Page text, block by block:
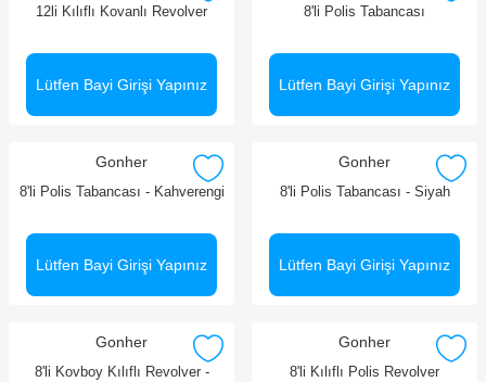
12li Kılıflı Kovanlı Revolver
Lütfen Bayi Girişi Yapınız
8'li Polis Tabancası
Lütfen Bayi Girişi Yapınız
Gonher
8'li Polis Tabancası - Kahverengi
Lütfen Bayi Girişi Yapınız
Gonher
8'li Polis Tabancası - Siyah
Lütfen Bayi Girişi Yapınız
Gonher
8'li Kovboy Kılıflı Revolver -
Gonher
8'li Kılıflı Polis Revolver